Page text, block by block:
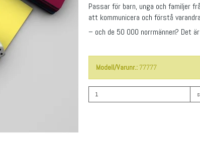
Passar för barn, unga och familjer
att kommunicera och förstå
– och de 50 000 norrmännen? Det
Modell/Varunr.: 77777